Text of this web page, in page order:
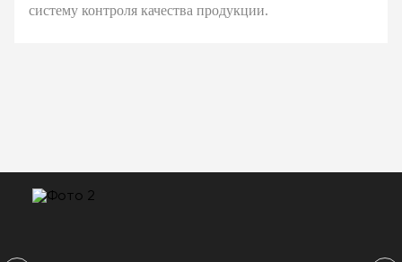
систему контроля качества продукции.